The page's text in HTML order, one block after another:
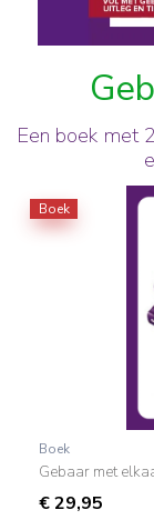
Een boek met
Boek
Boek
Gebaar met
€29,95